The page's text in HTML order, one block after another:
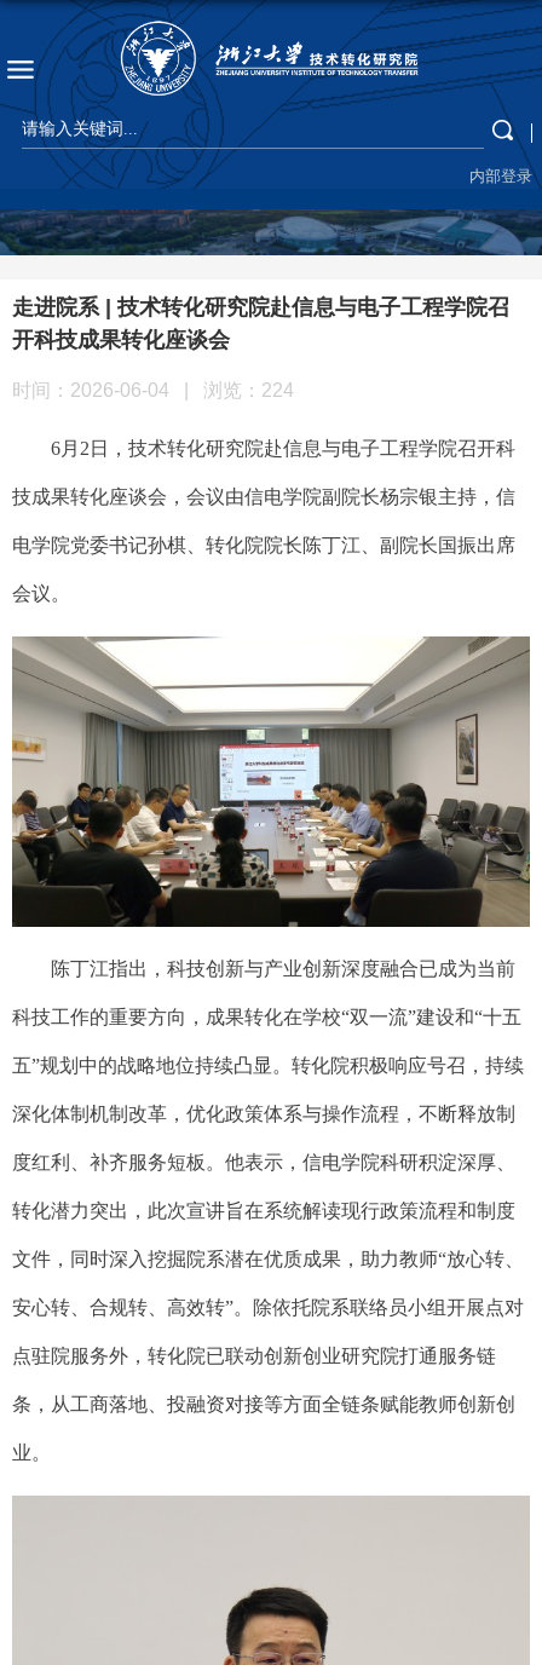
内部登录
走进院系 | 技术转化研究院赴信息与电子工程学院召
开科技成果转化座谈会
时间：2026-06-04 浏览： 224
6月2日，技术转化研究院赴信息与电子工程学院召开科
技成果转化座谈会，会议由信电学院副院长杨宗银主持，信
电学院党委书记孙棋、转化院院长陈丁江、副院长国振出席
会议。
陈丁江指出，科技创新与产业创新深度融合已成为当前
科技工作的重要方向，成果转化在学校“双一流”建设和“十五
五”规划中的战略地位持续凸显。 转化院积极响应号召 ，持续
深化体制机制改革，优化政策体系与操作流程， 不断释放制
度红利、 补齐服务短板。他表示，信电学院科研积淀深厚、
转化潜力突出 ，此次宣讲旨在系统解读现行政策流程和制度
文件，同时深入挖掘院系潜在优质成果，助力教师“放心转、
安心转、合规转、高效转”。 除依托院系联络员小组开展点对
点驻院服务外，转化院已联动创新创业研究院打通服务链
条，从工商落地、投融资对接等方面全链条赋能教师创新创
业。